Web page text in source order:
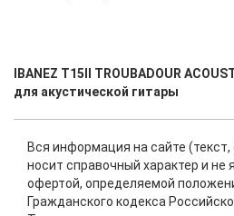
IBANEZ T15II TROUBADOUR
для акустической гитары
Вся информация на сайте
носит справочный характер и не
офертой, определяемой
Гражданского кодекса